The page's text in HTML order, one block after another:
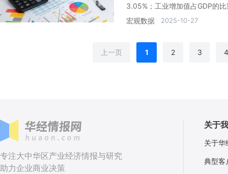
3.05%；工业增加值占GDP的
宏观数据
2025-10-27
上一页 1 2 3 4
专注大中华区产业经济情报与研究
助力企业商业决策
关于
关于华
典型客